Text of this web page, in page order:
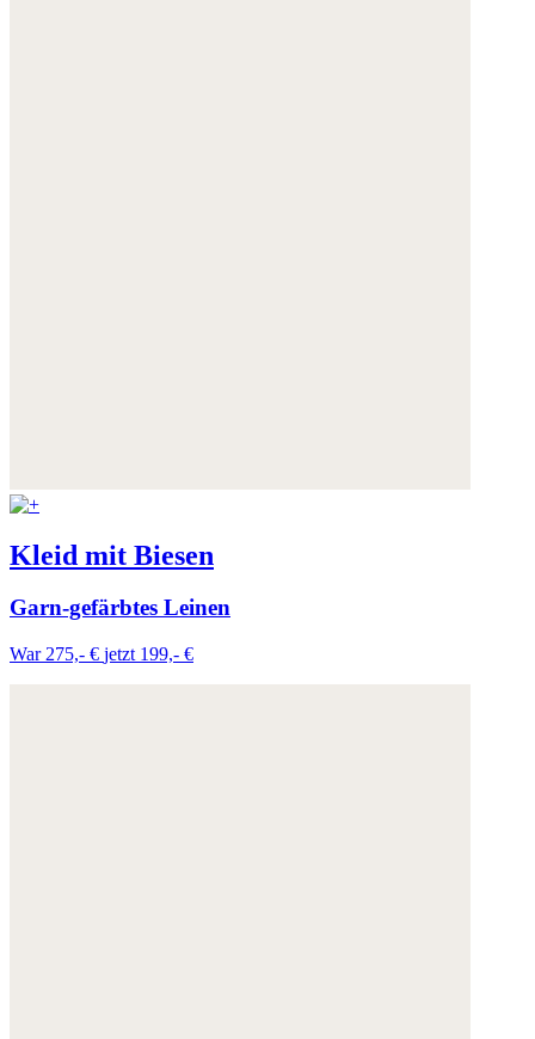
Kleid mit Biesen
Garn-gefärbtes Leinen
War 275,- € jetzt 199,- €